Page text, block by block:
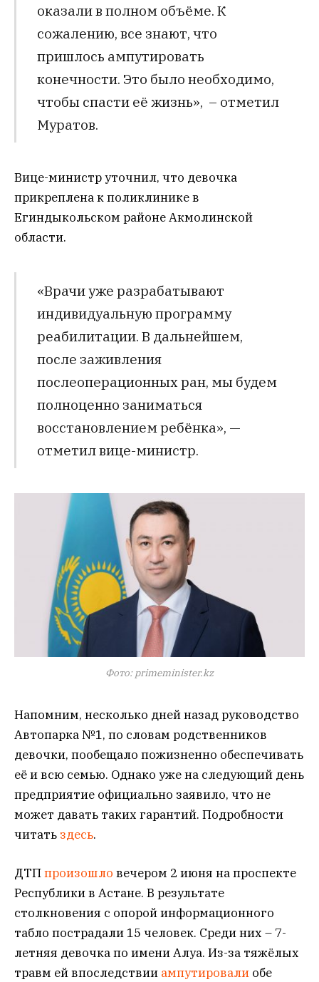
оказали в полном объёме. К
сожалению, все знают, что
пришлось ампутировать
конечности. Это было необходимо,
чтобы спасти её жизнь», – отметил
Муратов.
Вице-министр уточнил, что девочка
прикреплена к поликлинике в
Егиндыкольском районе Акмолинской
области.
«Врачи уже разрабатывают
индивидуальную программу
реабилитации. В дальнейшем,
после заживления
послеоперационных ран, мы будем
полноценно заниматься
восстановлением ребёнка», —
отметил вице-министр.
Фото: primeminister.kz
Напомним, несколько дней назад руководство
Автопарка №1, по словам родственников
девочки, пообещало пожизненно обеспечивать
её и всю семью. Однако уже на следующий день
предприятие официально заявило, что не
может давать таких гарантий. Подробности
читать здесь.
ДТПпроизошло вечером 2 июня на проспекте
Республики в Астане. В результате
столкновения с опорой информационного
табло пострадали 15 человек. Среди них – 7-
летняя девочка по имени Алуа. Из-за тяжёлых
травм ей впоследствии ампутировали обе